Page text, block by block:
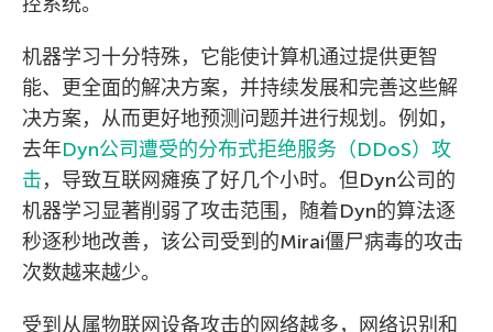
机器学习十分特殊，它能使计算机通过提供更智
能、更全面的解决方案，并持续发展和完善这些解
决方案，从而更好地预测问题并进行规划。例如，
去年Dyn公司遭受的分布式拒绝服务（DDoS）攻
击，导致互联网瘫痪了好几个小时。但Dyn公司的
机器学习显著削弱了攻击范围，随着Dyn的算法逐
秒逐秒地改善，该公司受到的Mirai僵尸病毒的攻击
次数越来越少。
受到从属物联网设备攻击的网络越多，网络识别和